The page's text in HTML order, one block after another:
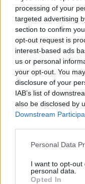
processing of your
targeted advertising
section to confirm
opt-out request is
interest-based ads
us or personal
your opt-out. You
disclosure of your
IAB’s list of
also be disclosed by
Downstream
Personal Data
I want to opt-
personal data.
Opted In
αντιγηραντική
Εκχύλισμα
japonica από
“χειμερινό
τον Οκτώβριο
να επιβιώσει
στην
ρύπανσης χάρη
ιδιότητες.
και την
Κλινικά